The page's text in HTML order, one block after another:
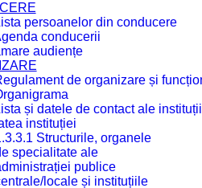
persoanelor din conducere
conducerii
audiențe
de organizare și
și datele de contact ale
instituției
Structurile, organele
specialitate ale
publice
locale și instituțiile